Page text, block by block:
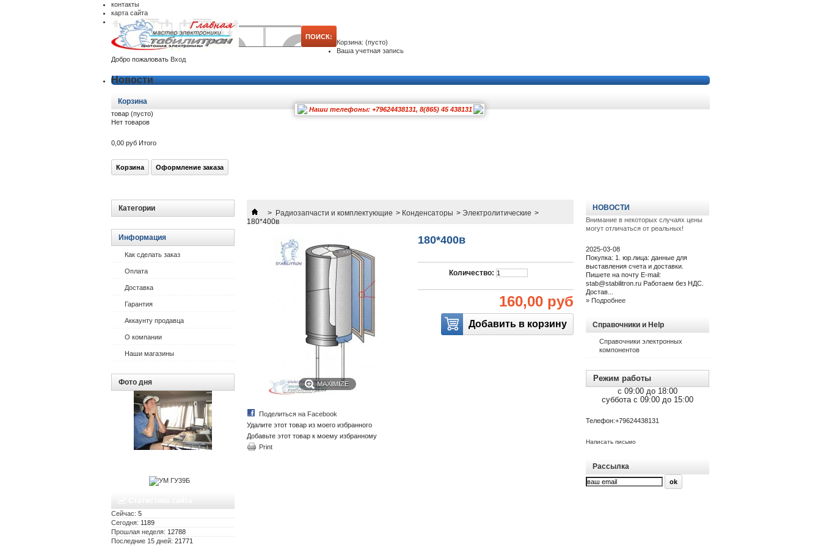
контакты
карта сайта
Корзина: (пусто)
Ваша учетная запись
Добро пожаловать Вход
Новости
Корзина
товар (пусто)
Нет товаров
0,00 руб Итого
Корзина Оформление заказа
Наши телефоны: +79624438131, 8(865) 45 438131
Категории
Информация
Как сделать заказ
Оплата
Доставка
Гарантия
Аккаунту продавца
О компании
Наши магазины
Фото дня
Сейчас: 5
Сегодня: 1189
Прошлая неделя: 12788
Последние 15 дней: 21771
> Радиозапчасти и комплектующие > Конденсаторы > Электролитические >
180*400в
MAXIMIZE
Поделиться на Facebook
Удалите этот товар из моего избранного
Добавьте этот товар к моему избранному
Print
180*400в
Количество:
160,00 руб
НОВОСТИ
Внимание в некоторых случаях цены
могут отличаться от реальных!
2025-03-08
Покупка: 1. юр.лица: данные для
выставления счета и доставки.
Пишете на почту E-mail:
stab@stabilitron.ru Работаем без НДС.
Достав...
» Подробнее
Справочники и Help
Справочники электронных
компонентов
Режим работы
c 09:00 до 18:00
суббота c 09:00 до 15:00
Телефон:+79624438131
Написать письмо
Рассылка